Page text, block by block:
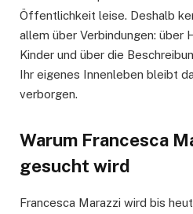
Öffentlichkeit leise. Deshalb
allem über Verbindungen: über
Kinder und über die
Ihr eigenes Innenleben bleibt
verborgen.
Warum Francesca
gesucht wird
Francesca Marazzi wird bis